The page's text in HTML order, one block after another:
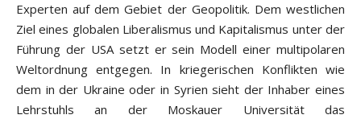
Experten auf dem Gebiet der Geopolitik. Dem westlichen
Ziel eines globalen Liberalismus und Kapitalismus unter der
Führung der USA setzt er sein Modell einer multipolaren
Weltordnung entgegen. In kriegerischen Konflikten wie
dem in der Ukraine oder in Syrien sieht der Inhaber eines
Lehrstuhls an der Moskauer Universität das